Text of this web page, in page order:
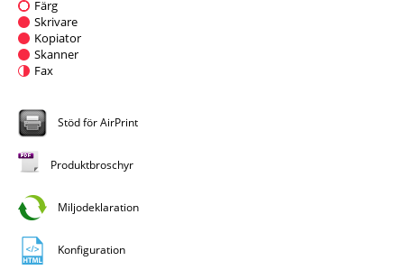
Färg
Skrivare
Kopiator
Skanner
Fax
Stöd för AirPrint
Produktbroschyr
Miljodeklaration
Konfiguration